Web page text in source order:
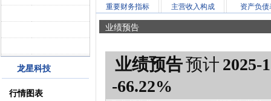
龙星科技
行情图表
重要财务指标 主营收入构成 资产负债
业绩预告
业绩预告预计 2025-
-66.22%